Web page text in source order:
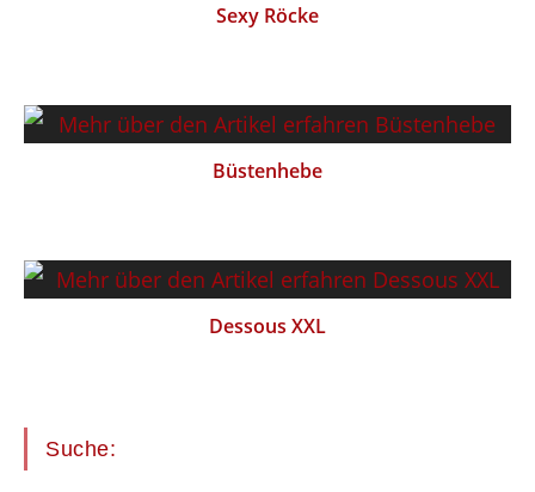
Sexy Röcke
Büstenhebe
Dessous XXL
Suche: